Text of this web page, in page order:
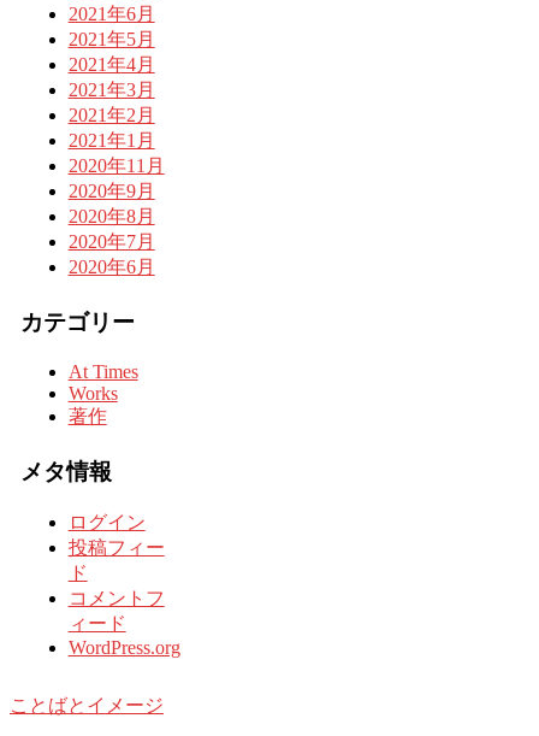
2021年6月
2021年5月
2021年4月
2021年3月
2021年2月
2021年1月
2020年11月
2020年9月
2020年8月
2020年7月
2020年6月
カテゴリー
At Times
Works
著作
メタ情報
ログイン
投稿フィー
ド
コメントフ
ィード
WordPress.org
ことばとイメージ